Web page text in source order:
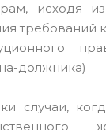
исходя
требований
должника)
случаи,